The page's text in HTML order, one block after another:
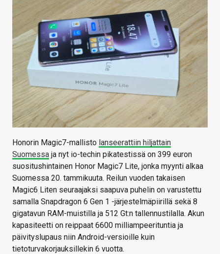
VAIHDA TEEMA
HAKU
Honorin Magic7-mallisto lanseerattiin hiljattain
Suomessa ja nyt io-techin pikatestissä on 399 euron
suositushintainen Honor Magic7 Lite, jonka myynti alkaa
Suomessa 20. tammikuuta. Reilun vuoden takaisen
Magic6 Liten seuraajaksi saapuva puhelin on varustettu
samalla Snapdragon 6 Gen 1 -järjestelmäpiirillä sekä 8
gigatavun RAM-muistilla ja 512 Gt:n tallennustilalla. Akun
kapasiteetti on reippaat 6600 milliampeerituntia ja
päivityslupaus niin Android-versioille kuin
tietoturvakorjauksillekin 6 vuotta.